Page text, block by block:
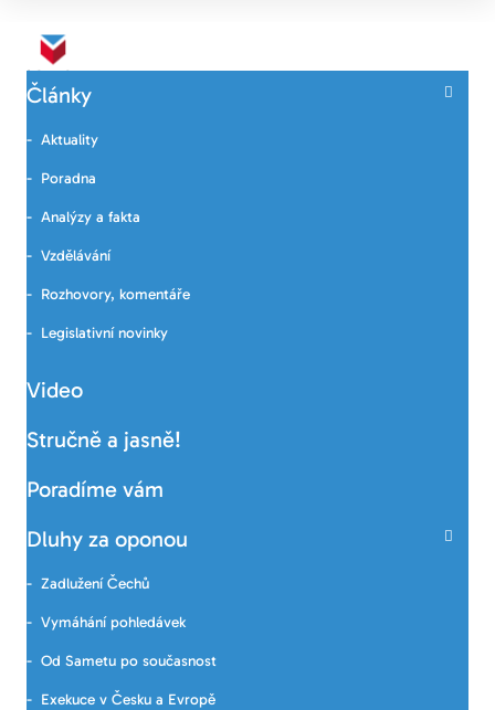
Články
Aktuality
Poradna
Analýzy a fakta
Vzdělávání
Rozhovory, komentáře
Legislativní novinky
Video
Stručně a jasně!
Poradíme vám
Dluhy za oponou
Zadlužení Čechů
Vymáhání pohledávek
Od Sametu po současnost
Exekuce v Česku a Evropě